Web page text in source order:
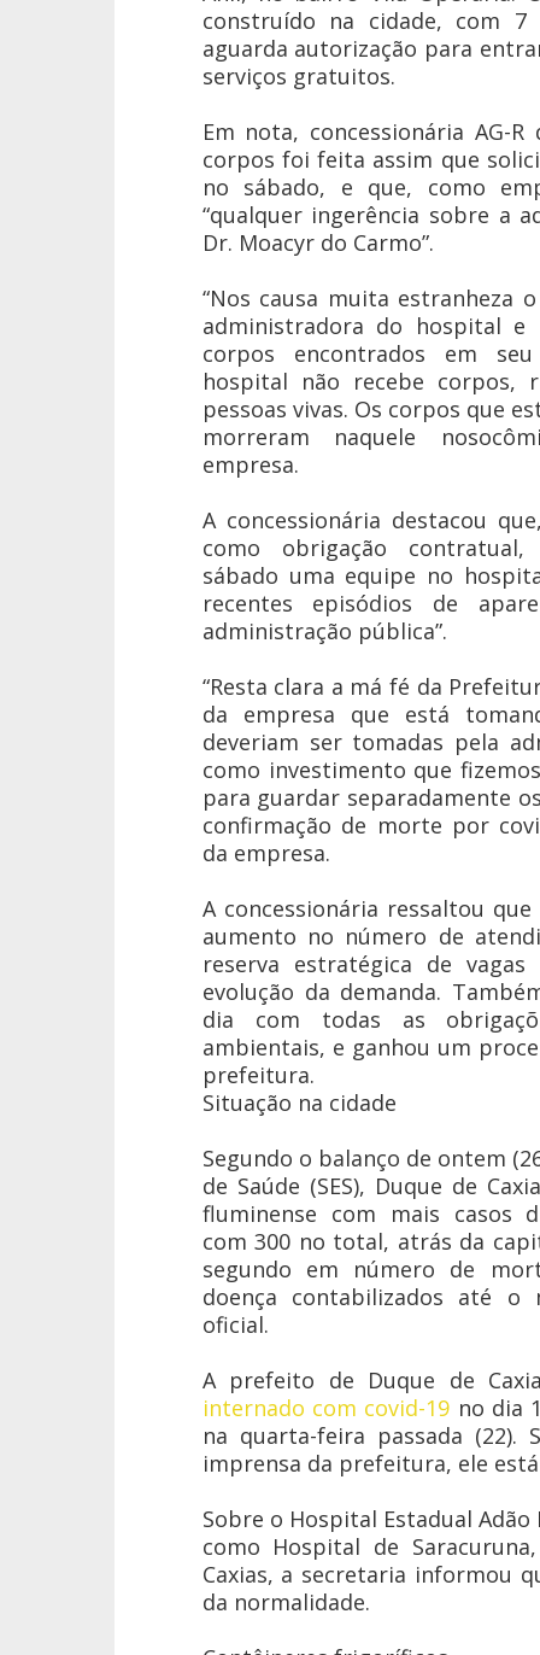
construído na cidade, com
aguarda autorização para
serviços gratuitos.
Em nota, concessionária AG-
corpos foi feita assim que
no sábado, e que, como
“qualquer ingerência sobre a
Dr. Moacyr do Carmo”.
“Nos causa muita estranheza
administradora do hospital e
corpos encontrados em
hospital não recebe corpos,
pessoas vivas. Os corpos que
morreram naquele
empresa.
A concessionária destacou
como obrigação
sábado uma equipe no
recentes episódios de
administração pública”.
“Resta clara a má fé da
da empresa que está
deveriam ser tomadas pela
como investimento que
para guardar separadamente
confirmação de morte por
da empresa.
A concessionária ressaltou
aumento no número de
reserva estratégica de
evolução da demanda.
dia com todas as
ambientais, e ganhou um
prefeitura.
Situação na cidade
Segundo o balanço de ontem
de Saúde (SES), Duque de
fluminense com mais casos
com 300 no total, atrás da
segundo em número de
doença contabilizados até o
oficial.
A prefeito de Duque de
internado com covid-19 no dia
na quarta-feira passada (22).
imprensa da prefeitura, ele
Sobre o Hospital Estadual
como Hospital de
Caxias, a secretaria informou
da normalidade.